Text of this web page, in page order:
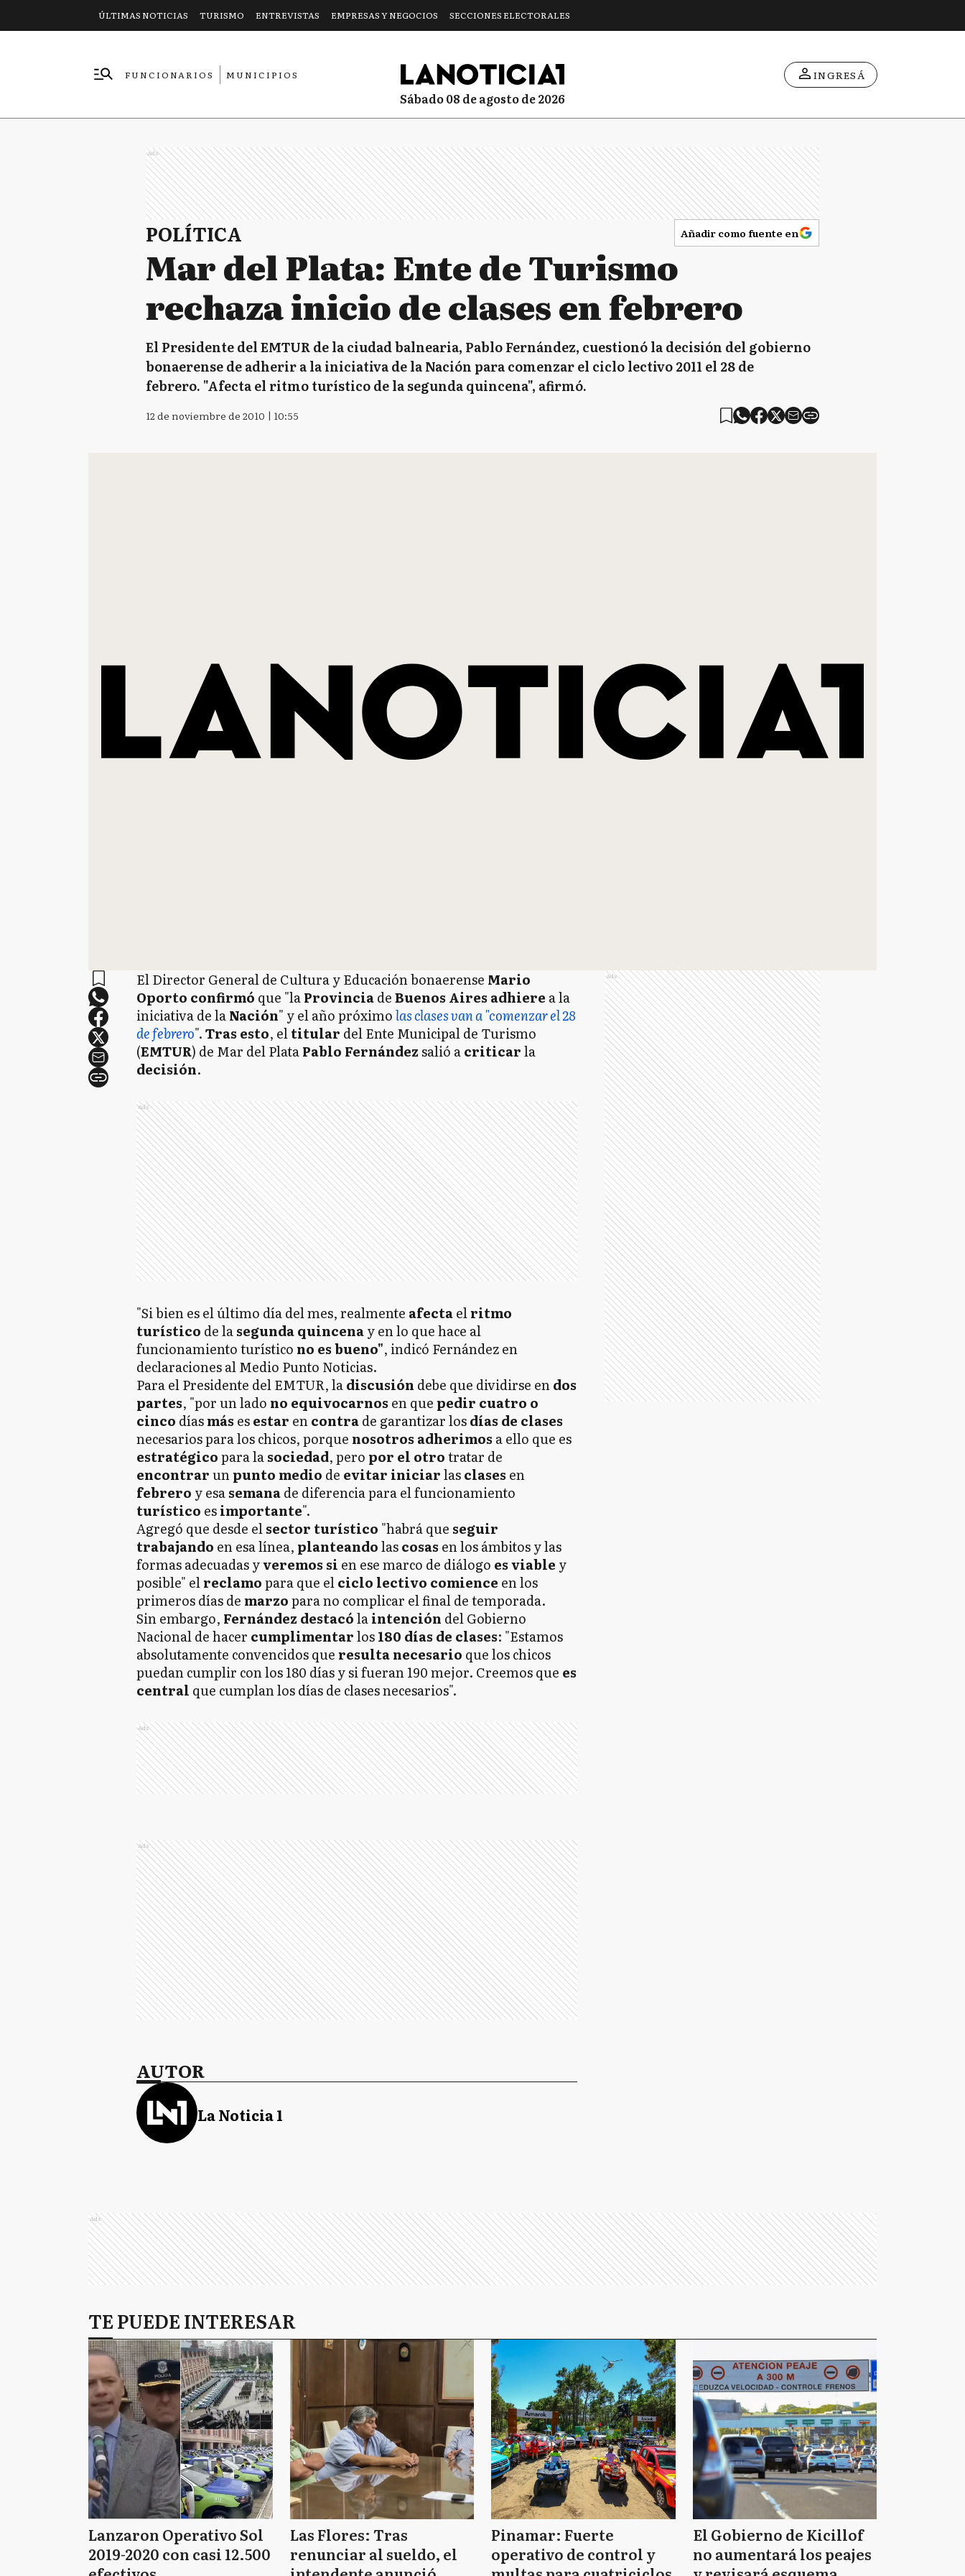
ÚLTIMAS NOTICIAS TURISMO ENTREVISTAS EMPRESAS Y NEGOCIOS SECCIONES ELECTORALES
FUNCIONARIOS
MUNICIPIOS
sábado 08 de agosto de 2026
INGRESÁ
Ads
POLÍTICA Añadir como fuente en
Mar del Plata: Ente de Turismo
rechaza inicio de clases en febrero
El Presidente del EMTUR de la ciudad balnearia, Pablo Fernández, cuestionó la decisión del gobierno
bonaerense de adherir a la iniciativa de la Nación para comenzar el ciclo lectivo 2011 el 28 de
febrero. "Afecta el ritmo turístico de la segunda quincena", afirmó.
12 de noviembre de 2010 | 10:55
El Director General de Cultura y Educación bonaerense Mario
Oporto confirmó que "laProvinciadeBuenos Aires adhiere a la
iniciativa de laNación" y el año próximolas clases van a "comenzar el 28
de febrero".Tras esto, eltitular del Ente Municipal de Turismo
(EMTUR) de Mar del PlataPablo Fernándezsalió acriticarla
decisión.
Ads
"Si bien es el último día del mes, realmente afectaelritmo
turístico de lasegunda quincenay en lo que hace al
funcionamiento turístico no es bueno", indicó Fernández en
declaraciones al Medio Punto Noticias.
Para el Presidente del EMTUR, ladiscusión debe que dividirse endos
partes, "por un lado no equivocarnos en que pedir cuatro o
cinco díasmás esestar encontrade garantizar losdías de clases
necesarios para los chicos, porque nosotros adherimos a ello que es
estratégicopara lasociedad, pero por el otrotratar de
encontrarunpunto medio de evitar iniciarlasclases en
febrero y esasemanade diferencia para el funcionamiento
turístico esimportante".
Agregó que desde elsector turístico "habrá que seguir
trabajando en esa línea, planteandolascosas en los ámbitos y las
formas adecuadas yveremos si en ese marco de diálogo es viable y
posible" elreclamopara que elciclo lectivo comience en los
primeros días de marzopara no complicar el final de temporada.
Sin embargo, Fernández destacólaintención del Gobierno
Nacional de hacer cumplimentarlos180 días de clases: "Estamos
absolutamente convencidos que resulta necesario que los chicos
puedan cumplir con los 180 días y si fueran 190 mejor. Creemos que es
central que cumplan los días de clases necesarios".
Ads
Ads
AUTOR
La Noticia 1
Ads
Ads
TE PUEDE INTERESAR
Lanzaron Operativo Sol
2019-2020 con casi 12.500
Las Flores: Tras
renunciar al sueldo, el
Pinamar: Fuerte
operativo de control y
El Gobierno de Kicillof
no aumentará los peajes